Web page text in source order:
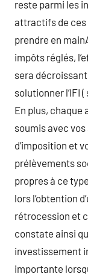
reste parmi les
attractifs de ces
prendre en
impôts réglés,
sera
solutionner l’IFI
En plus, chaque
soumis avec
d’imposition et
prélèvements
propres à ce
lors l’obtention
rétrocession et
constate ainsi
investissement
importante